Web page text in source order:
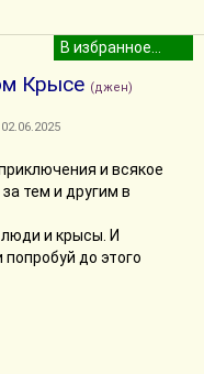
Крысе (джен)
02.06.2025
и всякое
тем и другим в
люди и крысы. И
до этого